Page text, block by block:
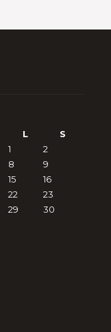
L
S
1
2
8
9
15
16
22
23
29
30